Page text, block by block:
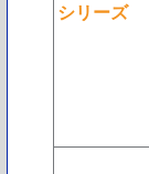
シリーズ